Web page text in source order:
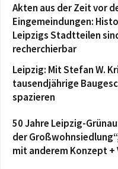
Akten aus der Zeit vor
Eingemeindungen:
Leipzigs Stadtteilen
recherchierbar
Leipzig: Mit Stefan W.
tausendjährige
spazieren
50 Jahre Leipzig-
der
mit anderem Konzept +